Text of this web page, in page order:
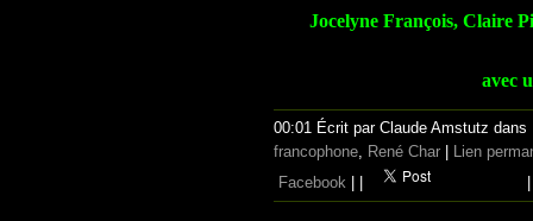
Jocelyne François, Claire
avec
00:01 Écrit par Claude Amstutz dans
francophone
René Char
Lien
Facebook